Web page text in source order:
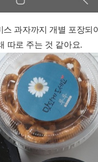
과자까지 개별 포장되
따로 주는 것 같아요.